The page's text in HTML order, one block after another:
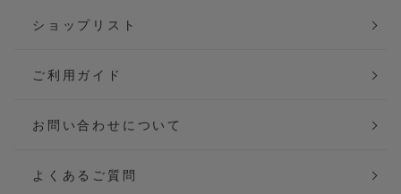
ショップリスト
ご利用ガイド
お問い合わせについて
よくあるご質問